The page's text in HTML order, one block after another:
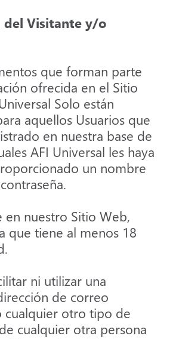
del Visitante y/o
que forman parte
ofrecida en el Sitio
Solo están
aquellos Usuarios que
en nuestra base de
AFI Universal les haya
un nombre
en nuestro Sitio Web,
que tiene al menos 18
ni utilizar una
de correo
cualquier otro tipo de
cualquier otra persona